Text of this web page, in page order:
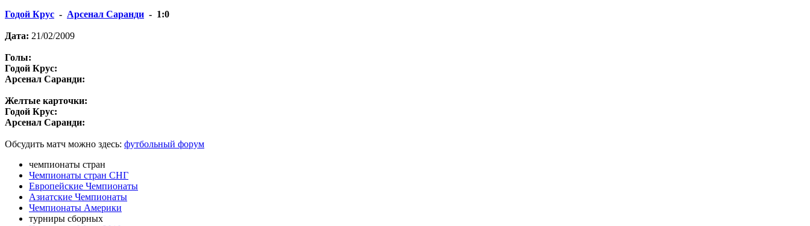
Годой Крус - Арсенал Саранди - 1:0
Дата: 21/02/2009
Голы:
Годой Крус:
Арсенал Саранди:
Желтые карточки:
Годой Крус:
Арсенал Саранди:
Обсудить матч можно здесь: футбольный форум
чемпионаты стран
Чемпионаты стран СНГ
Европейские Чемпионаты
Азиатские Чемпионаты
Чемпионаты Америки
турниры сборных